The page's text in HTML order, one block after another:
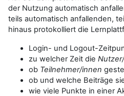
der Nutzung automatisch
teils automatisch anfallenden,
hinaus protokolliert die
Login- und Logout-
zu welcher Zeit die
ob Teilnehmer/innen
ob und welche Beiträge
wie viele Punkte in einer